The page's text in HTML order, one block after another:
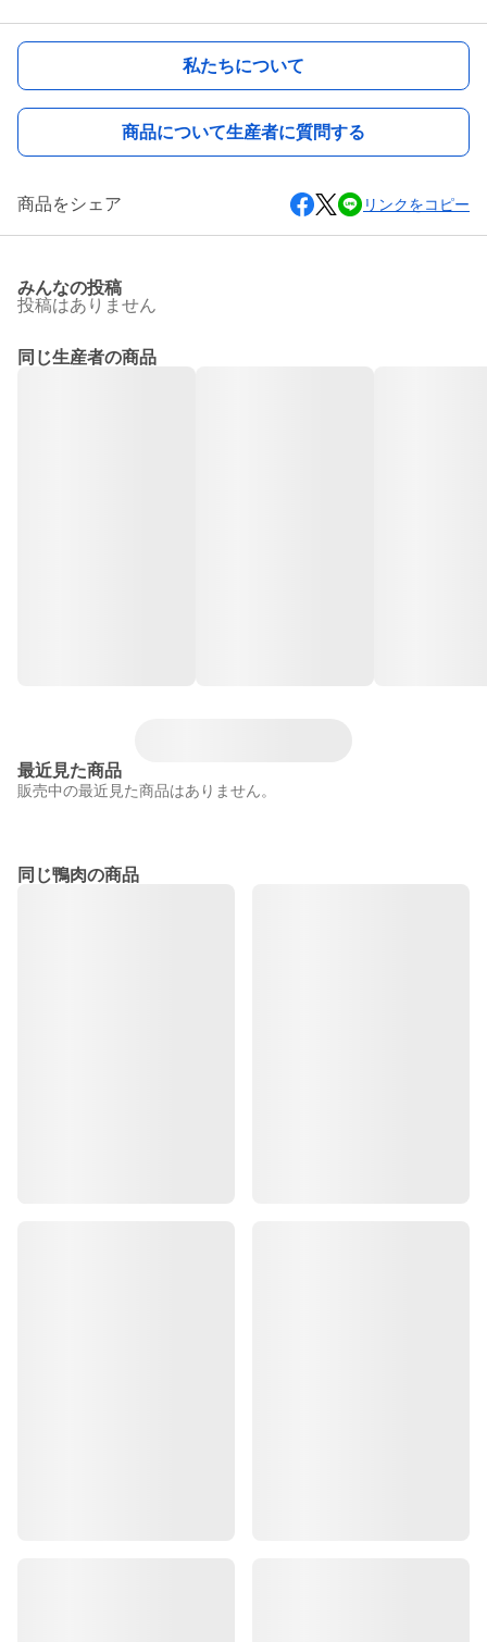
私たちについて
商品について生産者に質問する
商品をシェア リンクをコピー
みんなの投稿
投稿はありません
同じ生産者の商品
最近見た商品
販売中の最近見た商品はありません。
同じ鴨肉の商品